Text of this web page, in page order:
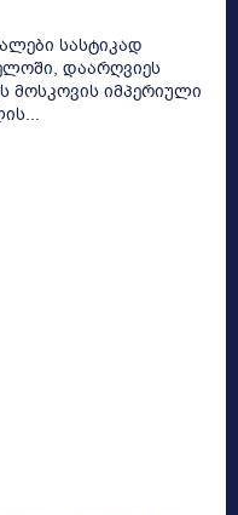
სასტიკად
დაარღვიეს
მოსკოვის იმპერიული